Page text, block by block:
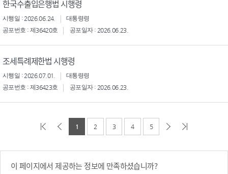
한국수출입은행법 시행령
시행일 : 2026.06.24.
대통령령
공포번호 : 제36420호
공포일자 : 2026.06.23.
조세특례제한법 시행령
시행일 : 2026.07.01.
대통령령
공포번호 : 제36423호
공포일자 : 2026.06.23.
1 2 3 4 5
이 페이지에서 제공하는 정보에 만족하셨습니까?